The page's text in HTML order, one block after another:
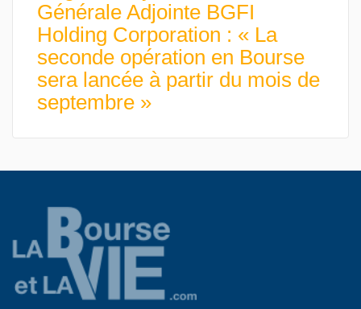
Générale Adjointe BGFI
Holding Corporation : « La
seconde opération en Bourse
sera lancée à partir du mois de
septembre »